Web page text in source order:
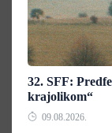
32. SFF:
krajolikom“
09.08.2026.